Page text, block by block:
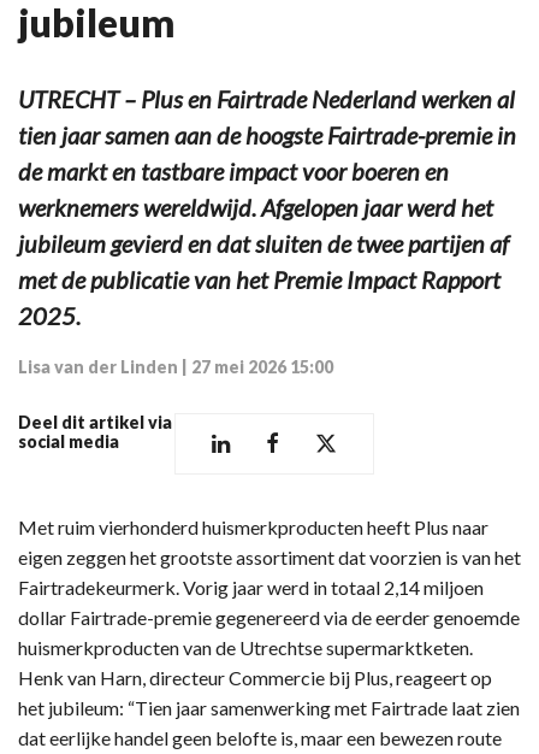
jubileum
UTRECHT – Plus en Fairtrade Nederland werken al
tien jaar samen aan de hoogste Fairtrade-premie in
de markt en tastbare impact voor boeren en
werknemers wereldwijd. Afgelopen jaar werd het
jubileum gevierd en dat sluiten de twee partijen af
met de publicatie van het Premie Impact Rapport
2025.
Lisa van der Linden 27 mei 2026 15:00
Deel dit artikel via
social media
Met ruim vierhonderd huismerkproducten heeft Plus naar
eigen zeggen het grootste assortiment dat voorzien is van het
Fairtradekeurmerk. Vorig jaar werd in totaal 2,14 miljoen
dollar Fairtrade-premie gegenereerd via de eerder genoemde
huismerkproducten van de Utrechtse supermarktketen.
Henk van Harn, directeur Commercie bij Plus, reageert op
het jubileum: “Tien jaar samenwerking met Fairtrade laat zien
dat eerlijke handel geen belofte is, maar een bewezen route